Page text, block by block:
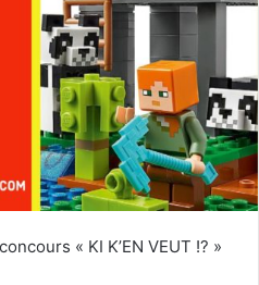
« KI K’EN VEUT !? »